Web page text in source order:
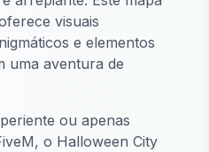
visuais
e elementos
uma aventura de
ou apenas
o Halloween City